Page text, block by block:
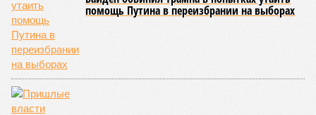
монолитных конструкций, устранение проектных ошибок) –
то по «Станции Л» подобной публичной отчётности
дольщики не видят. Ни Capital Group, ни кураторы
строительства не подтверждают ни соблюдения графика
строительства, ни объёма фактически выполненных работ.
Напрашивается закономерный вопрос: если